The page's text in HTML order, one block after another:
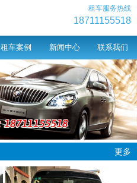
租车服务热线
18711155518
租车案例 新闻中心 联系我们
更多